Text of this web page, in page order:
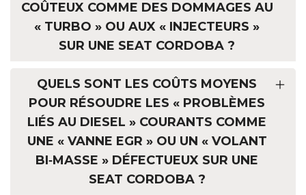
COÛTEUX COMME DES DOMMAGES AU
« TURBO » OU AUX « INJECTEURS »
SUR UNE SEAT CORDOBA ?
QUELS SONT LES COÛTS MOYENS
POUR RÉSOUDRE LES « PROBLÈMES
LIÉS AU DIESEL » COURANTS COMME
UNE « VANNE EGR » OU UN « VOLANT
BI‑MASSE » DÉFECTUEUX SUR UNE
SEAT CORDOBA ?